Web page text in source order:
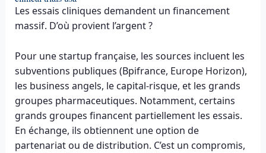
Les essais cliniques demandent un financement
massif. D’où provient l’argent ?
Pour une startup française, les sources incluent les
subventions publiques (Bpifrance, Europe Horizon),
les business angels, le capital-risque, et les grands
groupes pharmaceutiques. Notamment, certains
grands groupes financent partiellement les essais.
En échange, ils obtiennent une option de
partenariat ou de distribution. C’est un compromis,